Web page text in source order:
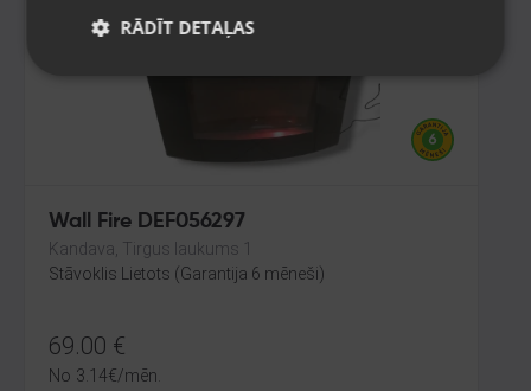
Wall Fire DEF056297
Kandava, Tirgus laukums 1
Stāvoklis Lietots (Garantija 6 mēneši)
69.00 €
No 3.14€/mēn.
RĀDĪT DETAĻAS